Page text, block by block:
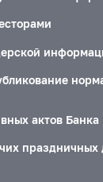
актов Банка